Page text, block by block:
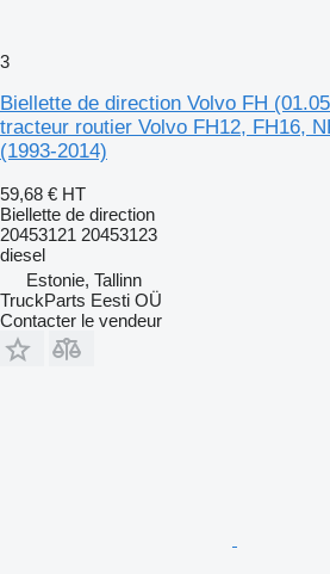
3
Biellette de direction Volvo FH
tracteur routier Volvo FH12, FH16,
(1993-2014)
59,68 € HT
Biellette de direction
20453121 20453123
diesel
Estonie, Tallinn
TruckParts Eesti OÜ
Contacter le vendeur